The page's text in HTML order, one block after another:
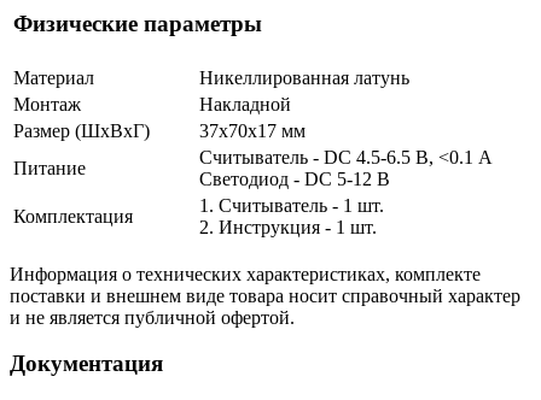
Физические параметры
Материал
Никеллированная латунь
Монтаж
Накладной
Размер (ШxВxГ)
37x70x17 мм
Питание
Считыватель - DC 4.5-6.5 В, <0.1 А
Светодиод - DC 5-12 В
Комплектация
1. Считыватель - 1 шт.
2. Инструкция - 1 шт.
Информация о технических характеристиках, комплекте
поставки и внешнем виде товара носит справочный характер
и не является публичной офертой.
Документация